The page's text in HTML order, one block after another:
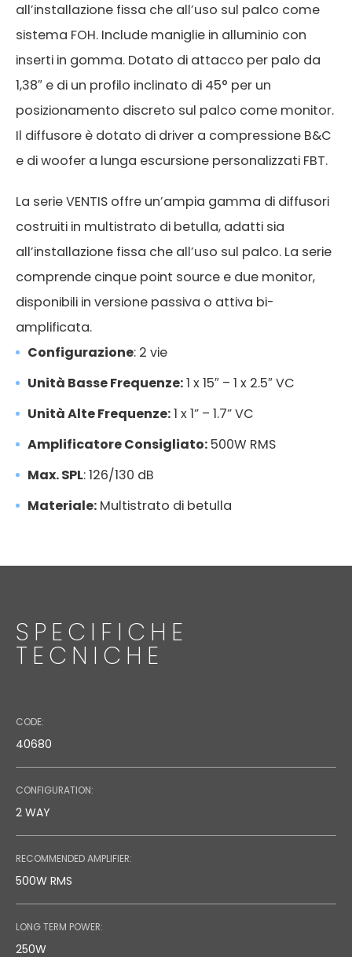
all’installazione fissa che all’uso sul palco come
sistema FOH. Include maniglie in alluminio con
inserti in gomma. Dotato di attacco per palo da
1,38″ e di un profilo inclinato di 45° per un
posizionamento discreto sul palco come monitor.
Il diffusore è dotato di driver a compressione B&C
e di woofer a lunga escursione personalizzati FBT.
La serie VENTIS offre un’ampia gamma di diffusori
costruiti in multistrato di betulla, adatti sia
all’installazione fissa che all’uso sul palco. La serie
comprende cinque point source e due monitor,
disponibili in versione passiva o attiva bi-
amplificata.
Configurazione: 2 vie
Unità Basse Frequenze:1 x 15″ – 1 x 2.5″ VC
Unità Alte Frequenze:1 x 1” – 1.7” VC
Amplificatore Consigliato: 500W RMS
Max. SPL: 126/130 dB
Materiale: Multistrato di betulla
SPECIFICHE
TECNICHE
CODE:
40680
CONFIGURATION:
2 WAY
RECOMMENDED AMPLIFIER:
500W RMS
LONG TERM POWER:
250W
FMS 220BK